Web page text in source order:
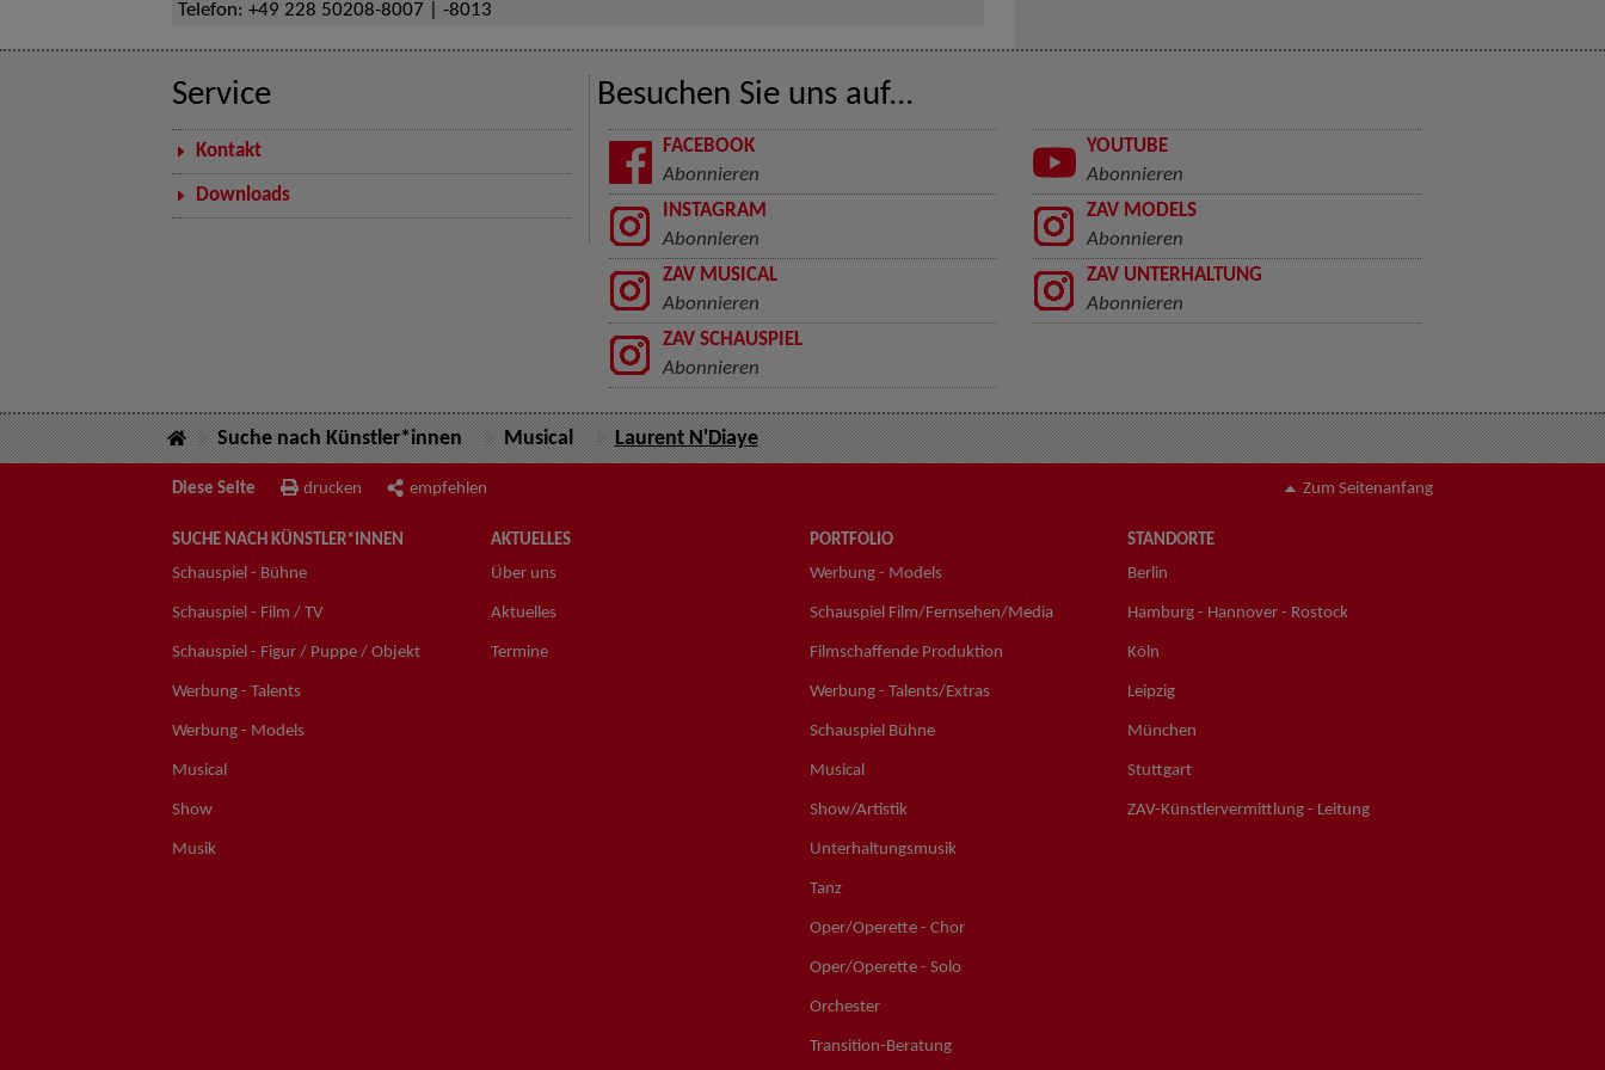
Telefon: +49 228 50208-8007 | -8013
Service
Kontakt
Downloads
Besuchen Sie uns auf...
FACEBOOK
Abonnieren
YOUTUBE
Abonnieren
INSTAGRAM
Abonnieren
ZAV MODELS
Abonnieren
ZAV MUSICAL
Abonnieren
ZAV UNTERHALTUNG
Abonnieren
ZAV SCHAUSPIEL
Abonnieren
Suche nach Künstler*innen Musical Laurent N'Diaye
Diese Seite drucken empfehlen Zum Seitenanfang
SUCHE NACH KÜNSTLER*INNEN
Schauspiel - Bühne
Schauspiel - Film / TV
Schauspiel - Figur / Puppe / Objekt
Werbung - Talents
Werbung - Models
Musical
Show
Musik
AKTUELLES
Über uns
Aktuelles
Termine
PORTFOLIO
Werbung - Models
Schauspiel Film/Fernsehen/Media
Filmschaffende Produktion
Werbung - Talents/Extras
Schauspiel Bühne
Musical
Show/Artistik
Unterhaltungsmusik
Tanz
Oper/Operette - Chor
Oper/Operette - Solo
Orchester
Transition-Beratung
STANDORTE
Berlin
Hamburg - Hannover - Rostock
Köln
Leipzig
München
Stuttgart
ZAV-Künstlervermittlung - Leitung